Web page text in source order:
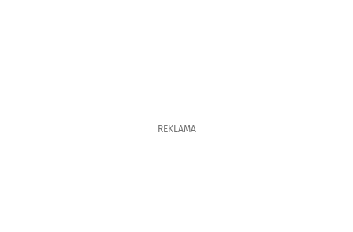
REKLAMA